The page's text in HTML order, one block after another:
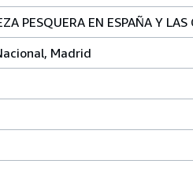
PESQUERA EN ESPAÑA Y
Madrid